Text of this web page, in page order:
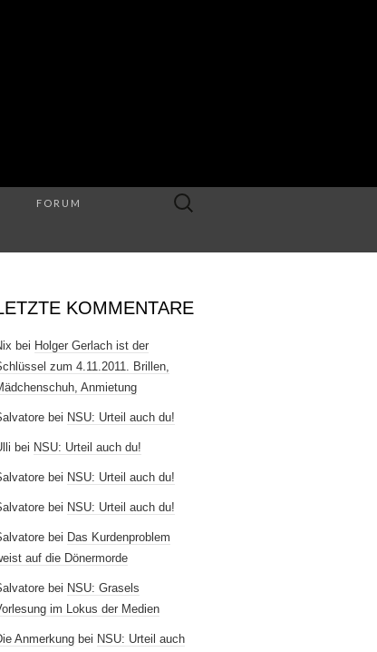
FORUM
Suche
KOMMENTARE
bei Holger Gerlach ist der
zum 4.11.2011. Brillen,
Anmietung
bei NSU: Urteil auch du!
bei NSU: Urteil auch du!
bei NSU: Urteil auch du!
bei NSU: Urteil auch du!
bei Das Kurdenproblem
auf die Dönermorde
bei NSU: Grasels
im Lokus der Medien
Anmerkung bei NSU: Urteil auch